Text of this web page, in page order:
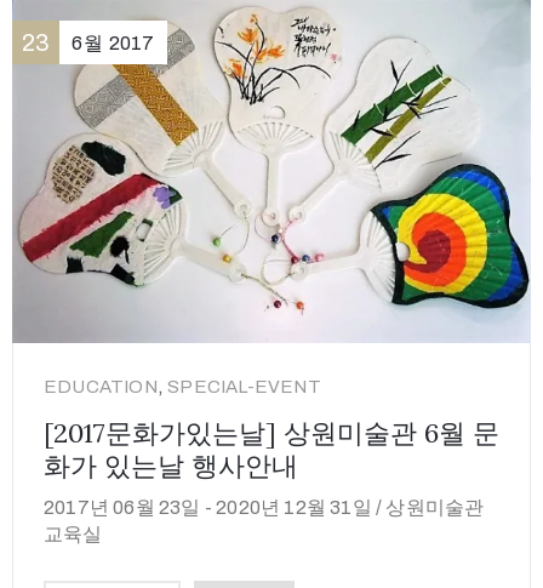
23 6월 2017
EDUCATION,SPECIAL-EVENT
[2017문화가있는날] 상원미술관 6월 문
화가 있는날 행사안내
2017년 06월 23일 - 2020년 12월 31일 / 상원미술관
교육실